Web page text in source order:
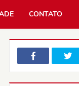
CONTATO